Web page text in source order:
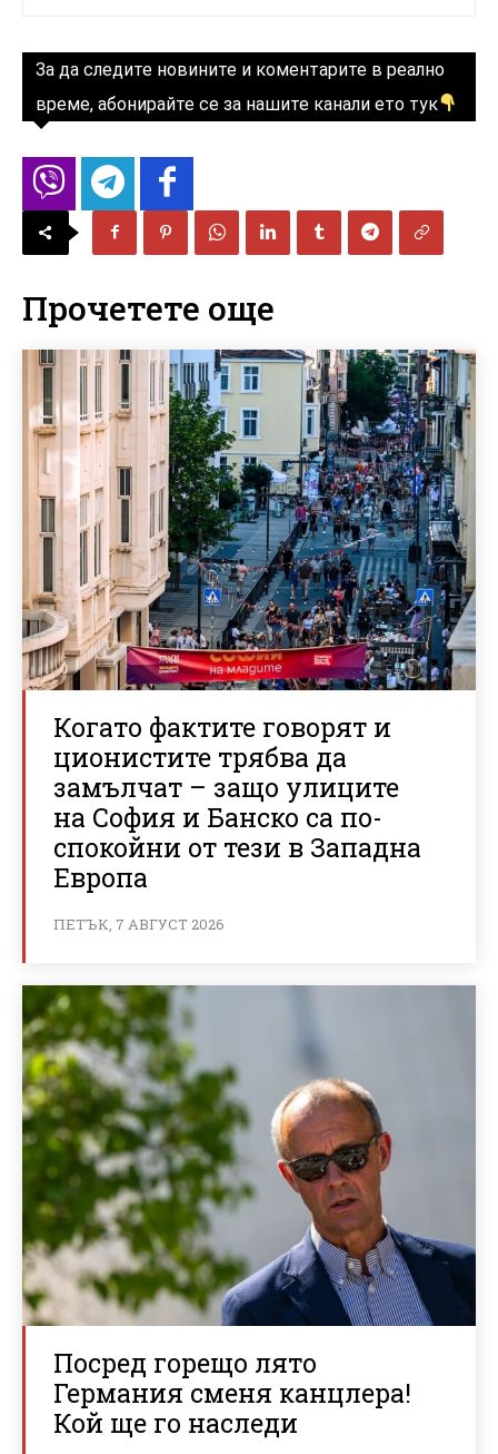
За да следите новините и коментарите в реално
време, абонирайте се за нашите канали ето тук
Прочетете още
Когато фактите говорят и
ционистите трябва да
замълчат – защо улиците
на София и Банско са по-
спокойни от тези в Западна
Европа
ПЕТЪК, 7 АВГУСТ 2026
Посред горещо лято
Германия сменя канцлера!
Кой ще го наследи